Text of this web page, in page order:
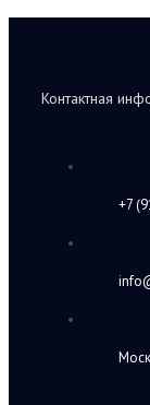
Контактная
+7